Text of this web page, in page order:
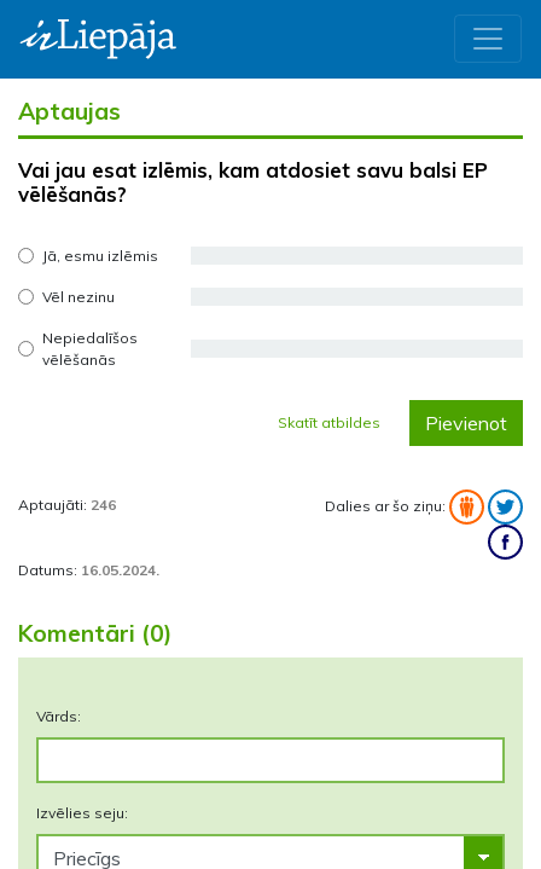
Aptaujas
Vai jau esat izlēmis, kam atdosiet savu balsi EP
vēlēšanās?
Jā, esmu izlēmis
Vēl nezinu
Nepiedalīšos
vēlēšanās
Skatīt atbildes Pievienot
Aptaujāti: 246 Dalies ar šo ziņu:
Datums: 16.05.2024.
Komentāri (0)
Vārds:
Izvēlies seju: